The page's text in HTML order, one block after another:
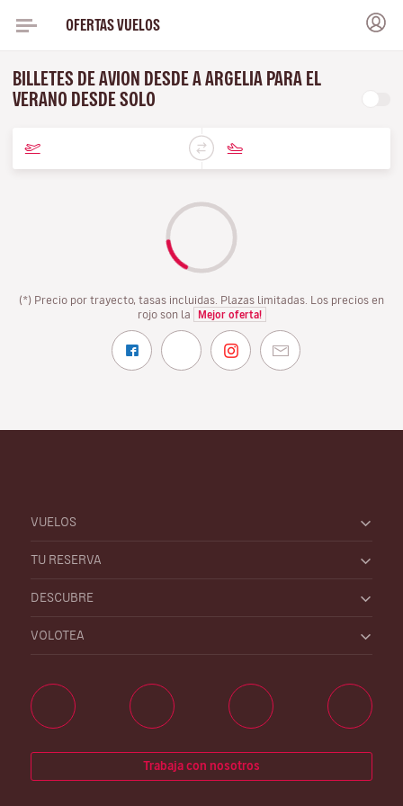
OFERTAS VUELOS
BILLETES DE AVION DESDE A ARGELIA PARA EL
VERANO DESDE SOLO
(*) Precio por trayecto, tasas incluidas. Plazas limitadas. Los precios en
rojo son la
Mejor oferta!
VUELOS
TU RESERVA
DESCUBRE
VOLOTEA
Trabaja con nosotros